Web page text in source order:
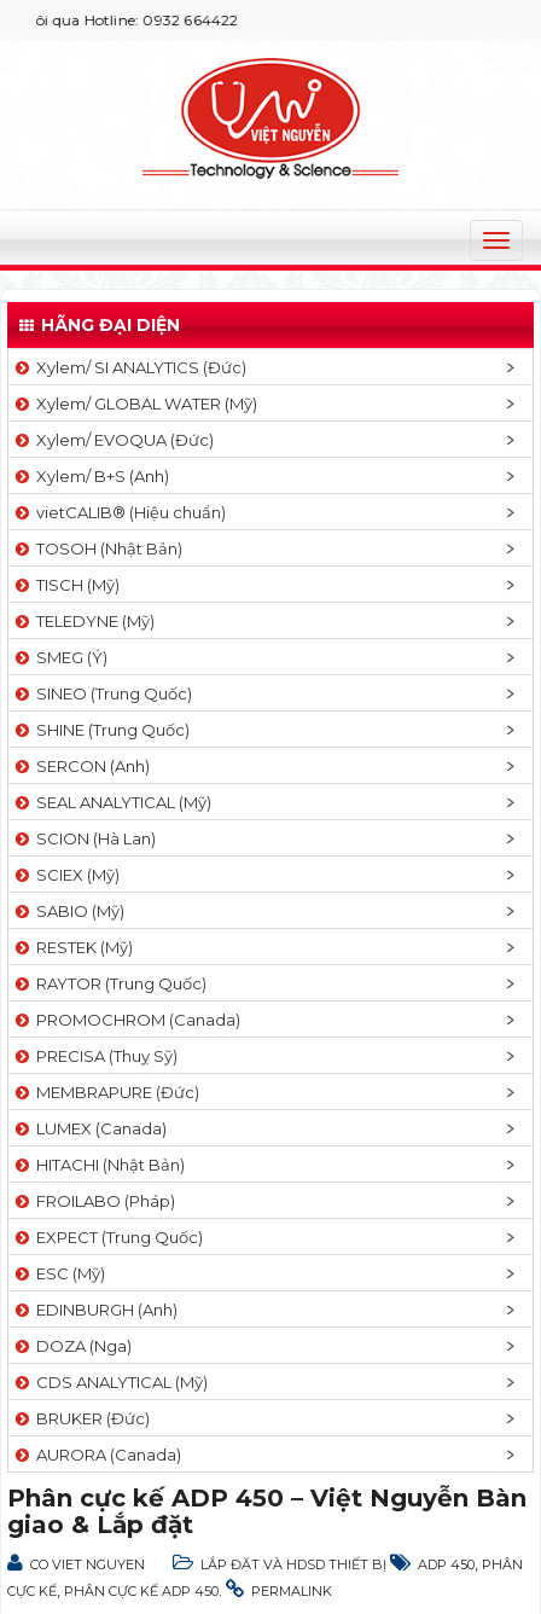
Hotline: 0932 664422
T
o
g
l
v
a
t
n
HÃNG ĐẠI DIỆN
Xylem/ SI ANALYTICS (Đức)
Xylem/ GLOBAL WATER (Mỹ)
Xylem/ EVOQUA (Đức)
Xylem/ B+S (Anh)
vietCALIB® (Hiệu chuẩn)
TOSOH (Nhật Bản)
TISCH (Mỹ)
TELEDYNE (Mỹ)
SMEG (Ý)
SINEO (Trung Quốc)
SHINE (Trung Quốc)
SERCON (Anh)
SEAL ANALYTICAL (Mỹ)
SCION (Hà Lan)
SCIEX (Mỹ)
SABIO (Mỹ)
RESTEK (Mỹ)
RAYTOR (Trung Quốc)
PROMOCHROM (Canada)
PRECISA (Thuỵ Sỹ)
MEMBRAPURE (Đức)
LUMEX (Canada)
HITACHI (Nhật Bản)
FROILABO (Pháp)
EXPECT (Trung Quốc)
ESC (Mỹ)
EDINBURGH (Anh)
DOZA (Nga)
CDS ANALYTICAL (Mỹ)
BRUKER (Đức)
AURORA (Canada)
Phân cực kế ADP 450 – Việt Nguyễn Bàn
giao & Lắp đặt
CO VIET NGUYEN LẮP ĐẶT VÀ HDSD THIẾT BỊ ADP 450 PHÂN
CỰC KẾ PHÂN CỰC KẾ ADP 450 PERMALINK